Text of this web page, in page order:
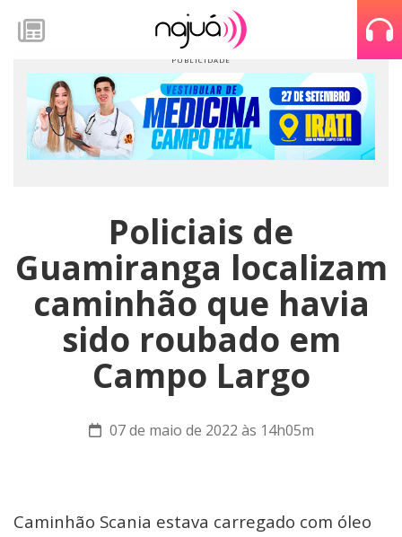
Policiais de
Guamiranga localizam
caminhão que havia
sido roubado em
Campo Largo
07 de maio de 2022 às 14h05m
Caminhão Scania estava carregado com óleo